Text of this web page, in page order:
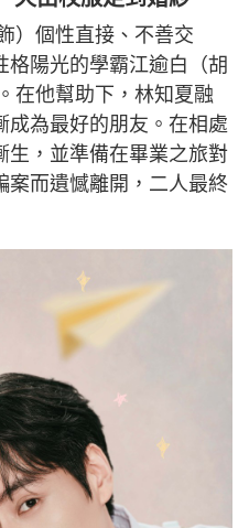
）個性直接、不善交
格陽光的學霸江逾白（胡
在他幫助下，林知夏融
成為最好的朋友。在相處
生，並準備在畢業之旅對
案而遺憾離開，二人最終